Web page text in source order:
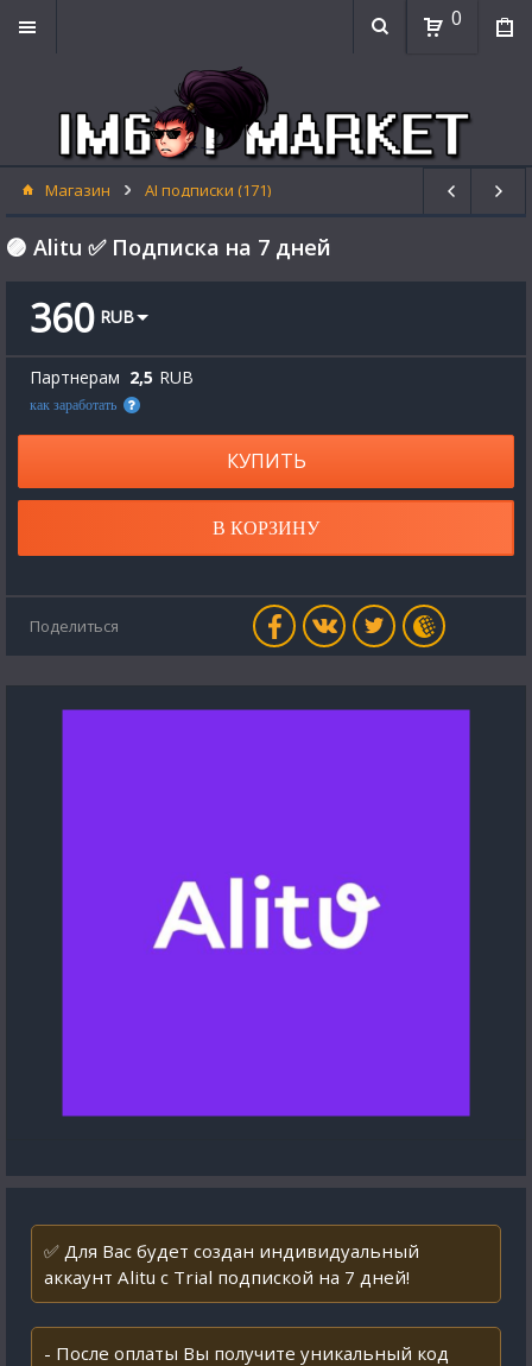
0
Магазин AI подписки (171)
🟣 Alitu ✅ Подписка на 7 дней
360 RUB
Партнерам 2,5 RUB
как заработать
КУПИТЬ
В КОРЗИНУ
Поделиться
✅ Для Вас будет создан индивидуальный
аккаунт Alitu с Trial подпиской на 7 дней!
- После оплаты Вы получите уникальный код